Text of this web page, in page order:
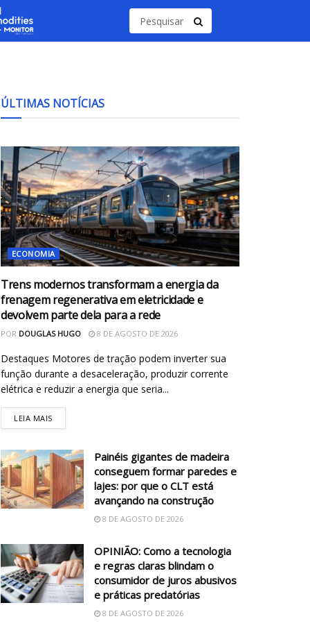
ÚLTIMAS NOTÍCIAS
ECONOMIA
Trens modernos transformam a energia da
frenagem regenerativa em eletricidade e
devolvem parte dela para a rede
POR DOUGLAS HUGO 8 DE AGOSTO DE 2026
Destaques Motores de tração podem inverter sua
função durante a desaceleração, produzir corrente
elétrica e reduzir a energia que seria...
LEIA MAIS
Painéis gigantes de madeira
conseguem formar paredes e
lajes: por que o CLT está
avançando na construção
8 DE AGOSTO DE 2026
OPINIÃO: Como a tecnologia
e regras claras blindam o
consumidor de juros abusivos
e práticas predatórias
8 DE AGOSTO DE 2026